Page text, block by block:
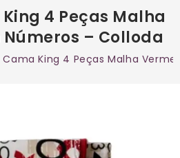
4 Peças Malha
– Colloda
King 4 Peças Malha